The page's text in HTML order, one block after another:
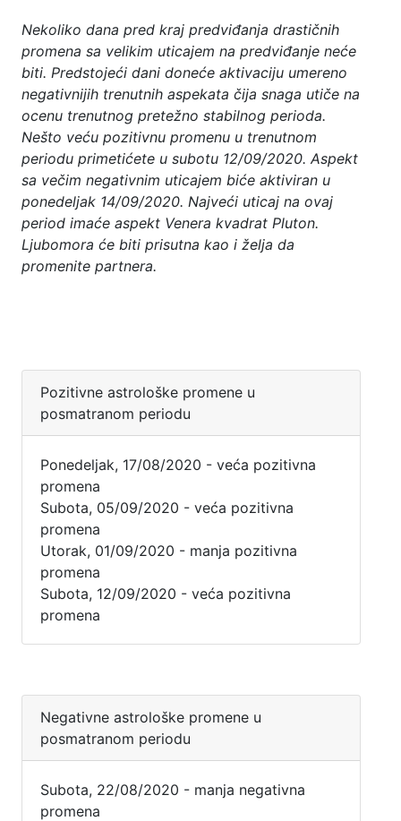
Nekoliko dana pred kraj predviđanja drastičnih
promena sa velikim uticajem na predviđanje neće
biti. Predstojeći dani doneće aktivaciju umereno
negativnijih trenutnih aspekata čija snaga utiče na
ocenu trenutnog pretežno stabilnog perioda.
Nešto veću pozitivnu promenu u trenutnom
periodu primetićete u subotu 12/09/2020. Aspekt
sa večim negativnim uticajem biće aktiviran u
ponedeljak 14/09/2020. Najveći uticaj na ovaj
period imaće aspekt Venera kvadrat Pluton.
Ljubomora će biti prisutna kao i želja da
promenite partnera.
Pozitivne astrološke promene u
posmatranom periodu
Ponedeljak, 17/08/2020 - veća pozitivna
promena
Subota, 05/09/2020 - veća pozitivna
promena
Utorak, 01/09/2020 - manja pozitivna
promena
Subota, 12/09/2020 - veća pozitivna
promena
Negativne astrološke promene u
posmatranom periodu
Subota, 22/08/2020 - manja negativna
promena